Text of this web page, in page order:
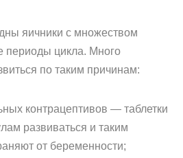
яичники с множеством
периоды цикла. Много
по таким причинам:
контрацептивов — таблетки
развиваться и таким
от беременности;